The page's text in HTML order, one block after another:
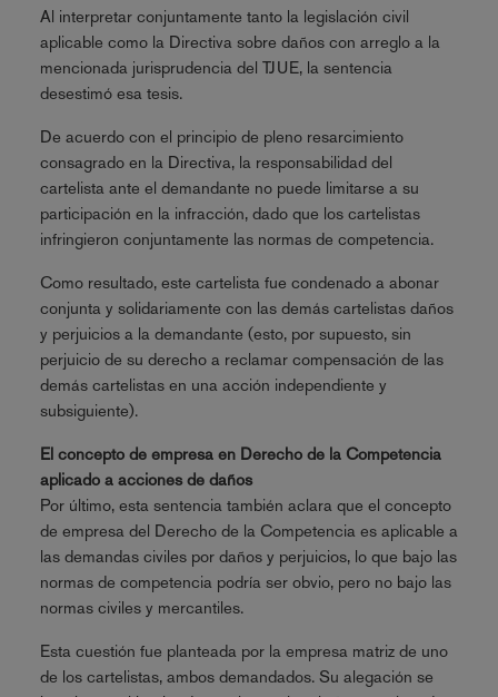
Al interpretar conjuntamente tanto la legislación civil
aplicable como la Directiva sobre daños con arreglo a la
mencionada jurisprudencia del TJUE, la sentencia
desestimó esa tesis.
De acuerdo con el principio de pleno resarcimiento
consagrado en la Directiva, la responsabilidad del
cartelista ante el demandante no puede limitarse a su
participación en la infracción, dado que los cartelistas
infringieron conjuntamente las normas de competencia.
Como resultado, este cartelista fue condenado a abonar
conjunta y solidariamente con las demás cartelistas daños
y perjuicios a la demandante (esto, por supuesto, sin
perjuicio de su derecho a reclamar compensación de las
demás cartelistas en una acción independiente y
subsiguiente).
El concepto de empresa en Derecho de la Competencia
aplicado a acciones de daños
Por último, esta sentencia también aclara que el concepto
de empresa del Derecho de la Competencia es aplicable a
las demandas civiles por daños y perjuicios, lo que bajo las
normas de competencia podría ser obvio, pero no bajo las
normas civiles y mercantiles.
Esta cuestión fue planteada por la empresa matriz de uno
de los cartelistas, ambos demandados. Su alegación se